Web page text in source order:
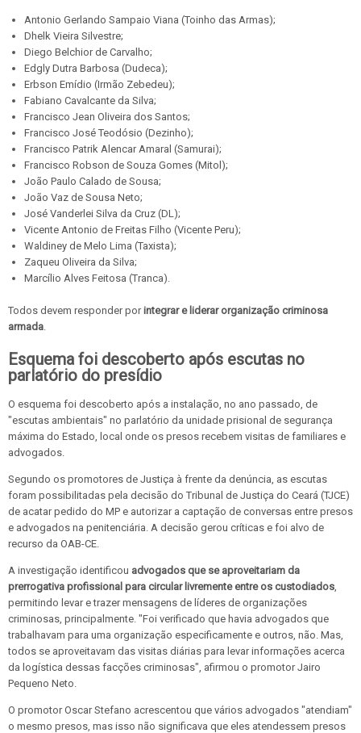
Antonio Gerlando Sampaio Viana (Toinho das Armas);
Dhelk Vieira Silvestre;
Diego Belchior de Carvalho;
Edgly Dutra Barbosa (Dudeca);
Erbson Emídio (Irmão Zebedeu);
Fabiano Cavalcante da Silva;
Francisco Jean Oliveira dos Santos;
Francisco José Teodósio (Dezinho);
Francisco Patrik Alencar Amaral (Samurai);
Francisco Robson de Souza Gomes (Mitol);
João Paulo Calado de Sousa;
João Vaz de Sousa Neto;
José Vanderlei Silva da Cruz (DL);
Vicente Antonio de Freitas Filho (Vicente Peru);
Waldiney de Melo Lima (Taxista);
Zaqueu Oliveira da Silva;
Marcílio Alves Feitosa (Tranca).
Todos devem responder porintegrar e liderar organização criminosa
armada
Esquema foi descoberto após escutas no
parlatório do presídio
O esquema foi descoberto após a instalação, no ano passado, de
"escutas ambientais" no parlatório da unidade prisional de segurança
máxima do Estado, local onde os presos recebem visitas de familiares e
advogados.
Segundo os promotores de Justiça à frente da denúncia, as escutas
foram possibilitadas pela decisão do Tribunal de Justiça do Ceará (TJCE)
de acatar pedido do MP e autorizar a captação de conversas entre presos
e advogados na penitenciária. A decisão gerou críticas e foi alvo de
recurso da OAB-CE.
A investigação identificou advogados que se aproveitariam da
prerrogativa profissional para circular livremente entre os custodiados
permitindo levar e trazer mensagens de líderes de organizações
criminosas, principalmente. "Foi verificado que havia advogados que
trabalhavam para uma organização especificamente e outros, não. Mas,
todos se aproveitavam das visitas diárias para levar informações acerca
da logística dessas facções criminosas", afirmou o promotor Jairo
Pequeno Neto.
O promotor Oscar Stefano acrescentou que vários advogados "atendiam"
o mesmo presos, mas isso não significava que eles atendessem presos